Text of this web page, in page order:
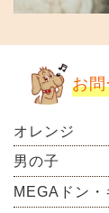
お
オレンジ
男の子
MEGAドン